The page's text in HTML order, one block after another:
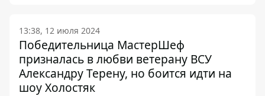
13:38, 12 июля 2024
Победительница МастерШеф
призналась в любви ветерану ВСУ
Александру Терену, но боится идти на
шоу Холостяк